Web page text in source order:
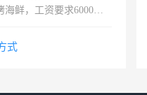
海鲜，工资要求6000以
式